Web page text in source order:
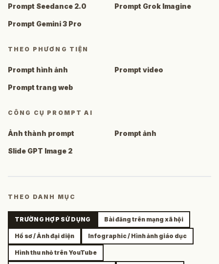
Prompt Seedance 2.0 Prompt Grok Imagine
Prompt Gemini 3 Pro
THEO PHƯƠNG TIỆN
Prompt hình ảnh Prompt video
Prompt trang web
CÔNG CỤ PROMPT AI
Ảnh thành prompt Prompt ảnh
Slide GPT Image 2
THEO DANH MỤC
TRƯỜNG HỢP SỬ DỤNG Bài đăng trên mạng xã hội
Hồ sơ / Ảnh đại diện Infographic / Hình ảnh giáo dục
Hình thu nhỏ trên YouTube